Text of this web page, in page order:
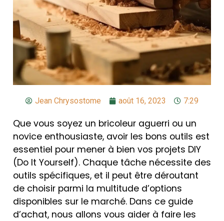
Jean Chrysostome août 16, 2023 7:29
Que vous soyez un bricoleur aguerri ou un
novice enthousiaste, avoir les bons outils est
essentiel pour mener à bien vos projets DIY
(Do It Yourself). Chaque tâche nécessite des
outils spécifiques, et il peut être déroutant
de choisir parmi la multitude d’options
disponibles sur le marché. Dans ce guide
d’achat, nous allons vous aider à faire les